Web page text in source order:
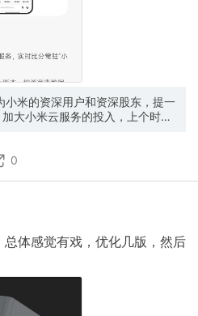
小米的资深用户和资深股东，提一
大小米云服务的投入，上个时代
起来，搞到大家像iCloud一样离
为了价值做事，而不是为了价格
问题和bug数不胜数，不会做就把
三方做。 4. 仪式感的东西搞起
增加绑定过的产品板块，手机、
户的家。
0
体感觉有戏，优化几版，然后